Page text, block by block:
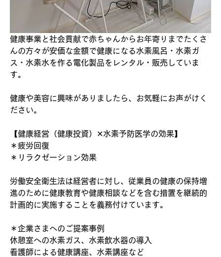
健康事業と社会貢献で赤ちゃんからお年寄りまでたくさ
んの方々が安価な金額で健康になる水素風呂・水素ガ
ス・水素水を作る電化製品をレンタル・販売していま
す。
健康や美容に興味がありましたら、お気軽にお声がけく
ださい。
【健康経営（健康投資）✕水素予防医学の効果】
＊疲労回復
＊リラクゼーション効果
労働安全衛生法は経営者に対し、従業員の健康の保持増
進のために健康教育や健康相談などを含む措置を継続的
計画的に実施することを義務付けています。
＊企業さまへのご提案事例
休憩室への水素ガス、水素飲水器の導入
看護師による健康講座、水素講座など